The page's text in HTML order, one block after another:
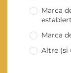
Marca
Marca
Altre (si